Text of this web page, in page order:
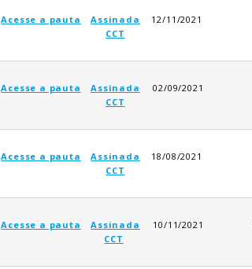
Acesse a pauta
Assinada
CCT
12/11/2021
Acesse a pauta
Assinada
CCT
02/09/2021
Acesse a pauta
Assinada
CCT
18/08/2021
Acesse a pauta
Assinada
CCT
10/11/2021